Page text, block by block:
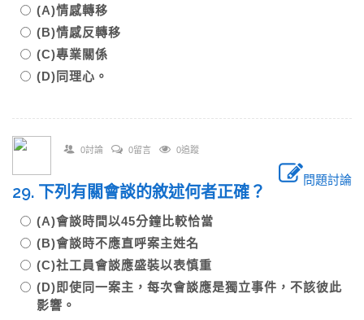
(A)情感轉移
(B)情感反轉移
(C)專業關係
(D)同理心。
0討論 0留言 0追蹤
問題討論
29. 下列有關會談的敘述何者正確？
(A)會談時間以45分鐘比較恰當
(B)會談時不應直呼案主姓名
(C)社工員會談應盛裝以表慎重
(D)即使同一案主，每次會談應是獨立事件，不該彼此
影響。